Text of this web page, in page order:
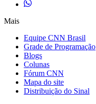
Mais
Equipe CNN Brasil
Grade de Programação
Blogs
Colunas
Fórum CNN
Mapa do site
Distribuição do Sinal